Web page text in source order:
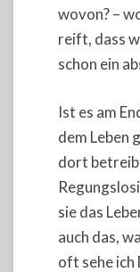
wovon? –
reift, dass
schon ein
Ist es am
dem Leben
dort
sie das
auch das,
oft sehe ich